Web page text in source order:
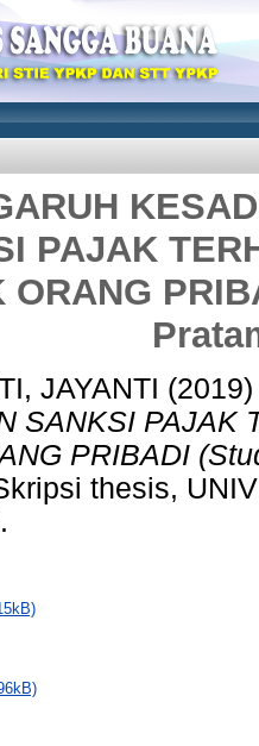
PAJAK
ORANG
JAYANTI
SANKSI PAJAK
PRIBADI
thesis,